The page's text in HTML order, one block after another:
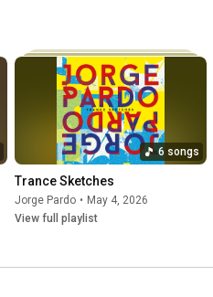
6 songs
Trance Sketches
Jorge Pardo • May 4, 2026
View full playlist